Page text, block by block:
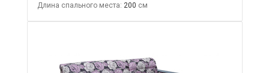
Длина спального места: 200